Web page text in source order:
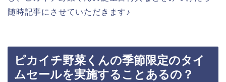
随時記事にさせていただきます♪
ピカイチ野菜くんの季節限定のタイ
ムセールを実施することあるの？